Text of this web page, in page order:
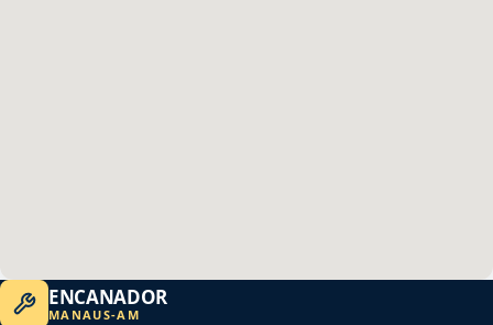
ENCANADOR
MANAUS-AM